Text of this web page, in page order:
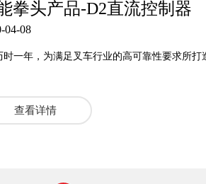
拳头产品-D2直流控制器
04-08
时一年，为满足叉车行业的高可靠性要求所打
查看详情